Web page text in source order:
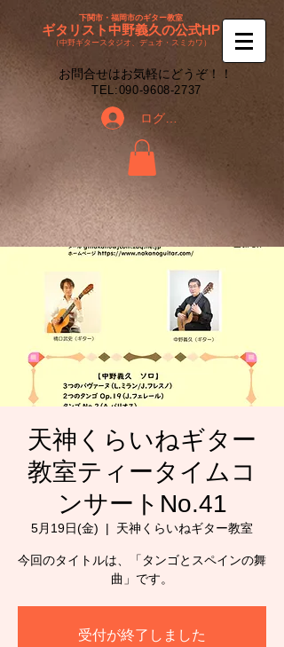
下関市・福岡市のギター教室
ギタリスト中野義久の公式HP
（中野ギタースタジオ、デュオ・スミカワ）
​お問合せはお気軽にどうぞ！！
​TEL:090-9608-2737
ログイン
天神くらいねギター
教室ティータイムコ
ンサートNo.41
5月19日(金)
  |
天神くらいねギター教室
今回のタイトルは、「タンゴとスペインの舞
受付が終了しました